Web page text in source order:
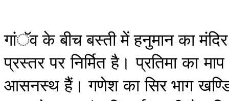
गांॅवकेबीचबस्तीमेंहनुमानकामंदिर
प्रस्तर पर निर्मित है। प्रतिमा का माप
आसनस्थ हैैं। गणेश का सिर भाग